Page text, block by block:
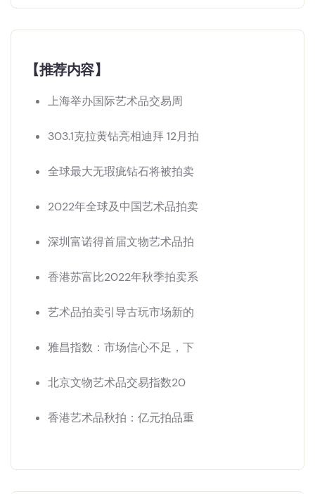
【推荐内容】
上海举办国际艺术品交易周
303.1克拉黄钻亮相迪拜 12月拍
全球最大无瑕疵钻石将被拍卖
2022年全球及中国艺术品拍卖
深圳富诺得首届文物艺术品拍
香港苏富比2022年秋季拍卖系
艺术品拍卖引导古玩市场新的
雅昌指数：市场信心不足，下
北京文物艺术品交易指数20
香港艺术品秋拍：亿元拍品重